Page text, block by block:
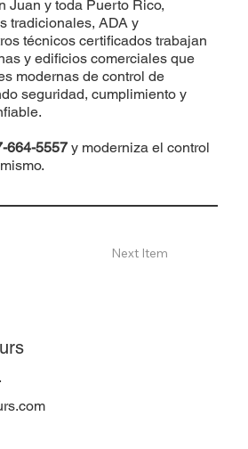
Juan y toda Puerto Rico,
tradicionales, ADA y
técnicos certificados trabajan
y edificios comerciales que
modernas de control de
seguridad, cumplimiento y
664-5557 y moderniza el control
Next Item